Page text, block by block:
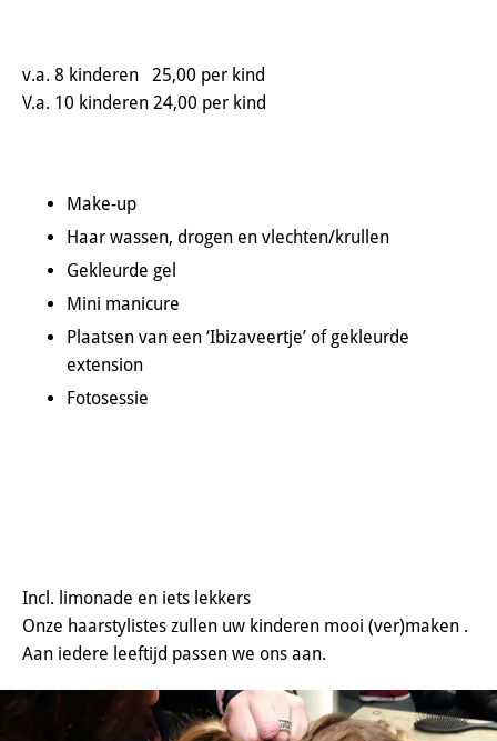
v.a. 8 kinderen 25,00 per kind
V.a. 10 kinderen 24,00 per kind
Make-up
Haar wassen, drogen en vlechten/krullen
Gekleurde gel
Mini manicure
Plaatsen van een ‘Ibizaveertje’ of gekleurde
extension
Fotosessie
Incl. limonade en iets lekkers
Onze haarstylistes zullen uw kinderen mooi (ver)maken .
Aan iedere leeftijd passen we ons aan.